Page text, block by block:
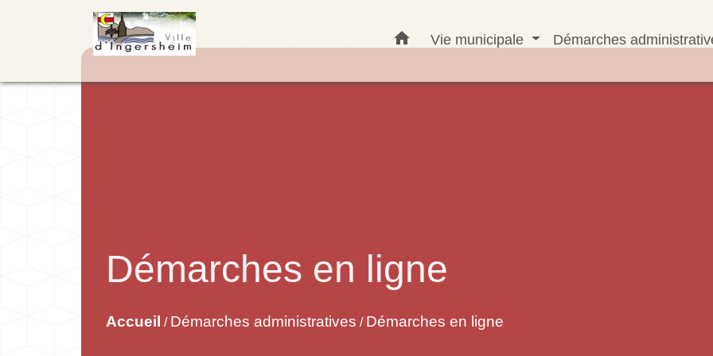
home Vie municipale Démarches
Démarches en ligne
Accueil / Démarches administratives / Démarches en ligne